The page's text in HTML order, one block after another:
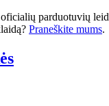
parduotuvių
Praneškite mums.